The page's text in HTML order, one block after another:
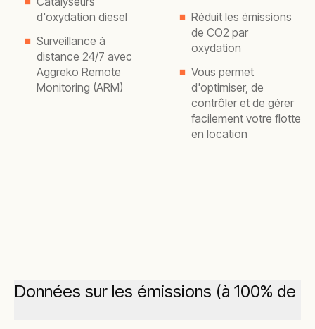
d'oxydation diesel
Surveillance à
distance 24/7 avec
Aggreko Remote
Monitoring (ARM)
Réduit les émissions
de CO2 par
oxydation
Vous permet
d'optimiser, de
contrôler et de gérer
facilement votre flotte
en location
Données sur les émissions (à 100% de